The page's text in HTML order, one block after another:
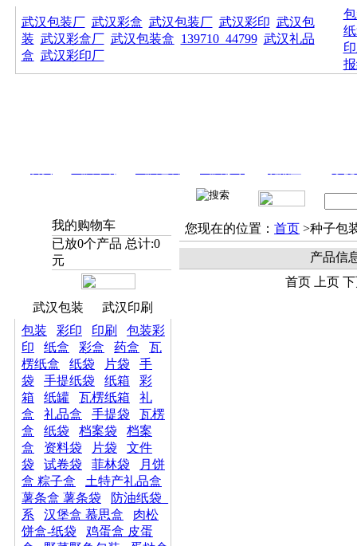
武汉包装厂 武汉彩盒 武汉包装厂 武汉彩印 武汉包
装 武汉彩盒厂 武汉包装盒 139710_44799 武汉礼品
盒 武汉彩印厂
我的购物车
已放0个产品 总计:0
元
武汉包装
武汉印刷
包装
彩印 印刷
包装彩
印
纸盒 彩盒 药盒
瓦
楞纸盒
纸袋 片袋
手
袋
手提纸袋 纸箱
彩
箱
纸罐 瓦楞纸箱
礼
盒
礼品盒 手提袋
瓦楞
盒
纸袋 档案袋
档案
盒
资料袋 片袋
文件
袋
试卷袋 菲林袋
月饼
盒 粽子盒
土特产礼品盒
薯条盒 薯条袋
防油纸袋_
系
汉堡盒 慕思盒
肉松
饼盒-纸袋
鸡蛋盒 皮蛋
您现在的位置： 首页 >种子包
产品信
首页 上页